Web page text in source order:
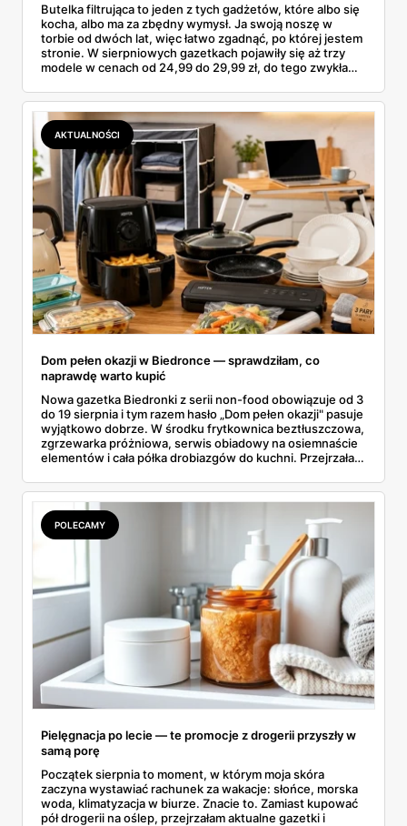
Butelka filtrująca to jeden z tych gadżetów, które albo się
kocha, albo ma za zbędny wymysł. Ja swoją noszę w
torbie od dwóch lat, więc łatwo zgadnąć, po której jestem
stronie. W sierpniowych gazetkach pojawiły się aż trzy
modele w cenach od 24,99 do 29,99 zł, do tego zwykła
wszystkie oferty i policzyłam, kiedy taki zakup faktycznie
się opłaca.
AKTUALNOŚCI
Dom pełen okazji w Biedronce — sprawdziłam, co
naprawdę warto kupić
Nowa gazetka Biedronki z serii non-food obowiązuje od 3
do 19 sierpnia i tym razem hasło „Dom pełen okazji" pasuje
wyjątkowo dobrze. W środku frytkownica beztłuszczowa,
zgrzewarka próżniowa, serwis obiadowy na osiemnaście
elementów i cała półka drobiazgów do kuchni. Przejrzałam
się przy półce z samego rana.
POLECAMY
Pielęgnacja po lecie — te promocje z drogerii przyszły w
samą porę
Początek sierpnia to moment, w którym moja skóra
zaczyna wystawiać rachunek za wakacje: słońce, morska
woda, klimatyzacja w biurze. Znacie to. Zamiast kupować
pół drogerii na oślep, przejrzałam aktualne gazetki i